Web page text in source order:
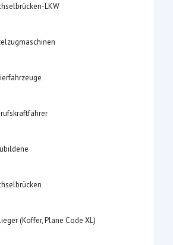
LKW
(Koffer, Plane Code XL)